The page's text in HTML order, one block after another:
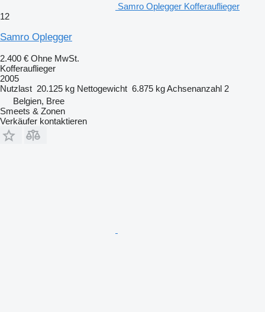
Samro Oplegger Kofferauflieger
12
Samro Oplegger
2.400 € Ohne MwSt.
Kofferauflieger
2005
Nutzlast 20.125 kg Nettogewicht 6.875 kgAchsenanzahl 2
Belgien, Bree
Smeets & Zonen
Verkäufer kontaktieren